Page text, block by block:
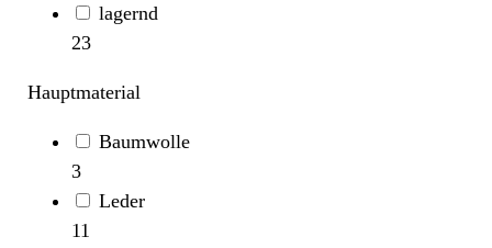
lagernd
23
Hauptmaterial
Baumwolle
3
Leder
11